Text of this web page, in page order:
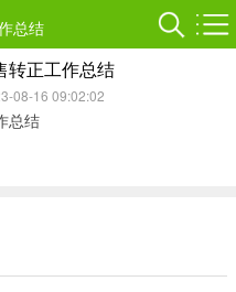
总结
转正工作总结
08-16 09:02:02
总结